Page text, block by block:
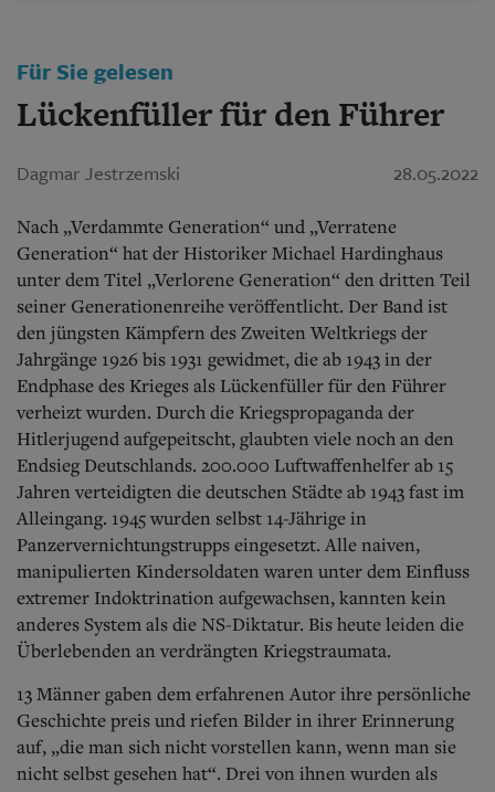
Für Sie gelesen
Lückenfüller für den Führer
Dagmar Jestrzemski 28.05.2022
Nach „Verdammte Generation“ und „Verratene
Generation“ hat der Historiker Michael Hardinghaus
unter dem Titel „Verlorene Generation“ den dritten Teil
seiner Generationenreihe veröffentlicht. Der Band ist
den jüngsten Kämpfern des Zweiten Weltkriegs der
Jahrgänge 1926 bis 1931 gewidmet, die ab 1943 in der
Endphase des Krieges als Lückenfüller für den Führer
verheizt wurden. Durch die Kriegspropaganda der
Hitlerjugend aufgepeitscht, glaubten viele noch an den
Endsieg Deutschlands. 200.000 Luft­waffenhelfer ab 15
Jahren verteidigten die deutschen Städte ab 1943 fast im
Alleingang. 1945 wurden selbst 14-Jährige in
Panzervernichtungstrupps eingesetzt. Alle naiven,
manipulierten Kindersoldaten waren unter dem Einfluss
extremer Indoktrination aufgewachsen, kannten kein
anderes System als die NS-Diktatur. Bis heute leiden die
Überlebenden an verdrängten Kriegstraumata.
13 Männer gaben dem erfahrenen Autor ihre persönliche
Geschichte preis und riefen Bilder in ihrer Erinnerung
auf, „die man sich nicht vorstellen kann, wenn man sie
nicht selbst gesehen hat“. Drei von ihnen wurden als